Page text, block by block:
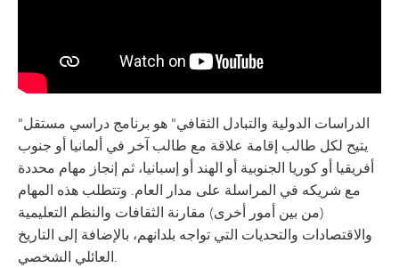
"الدراسات الدولية والتبادل الثقافي" هو برنامج دراسي مستقل
يتيح لكل طالب إقامة علاقة مع طالب آخر في ألمانيا أو جنوب
أفريقيا أو كوريا الجنوبية أو الهند أو إسبانيا، ثم إنجاز مهام محددة
مع شريكه في المراسلة على مدار العام. وتتطلب هذه المهام
(من بين أمور أخرى) مقارنة الثقافات والنظم التعليمية
والاقتصادات والتحديات التي تواجه بلدانهم، بالإضافة إلى التاريخ
العائلي الشخصي.